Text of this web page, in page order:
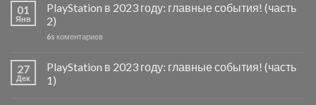
01
Янв
PlayStation в 2023 году: главные события! (часть
2)
6s коментариев
27
Дек
PlayStation в 2023 году: главные события! (часть
1)